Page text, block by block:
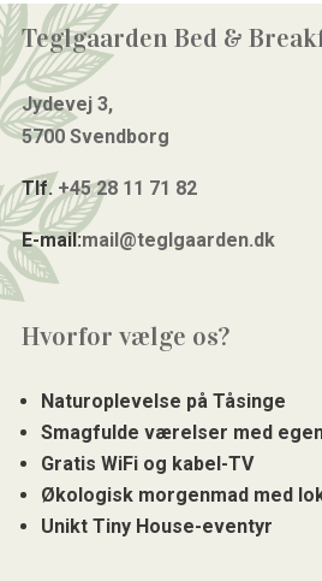
Teglgaarden Bed &
Jydevej 3,
5700 Svendborg
Tlf.+45 28 11 71 82
E-mail:mail@teglgaarden.dk
Hvorfor vælge os?
Naturoplevelse på Tåsinge
Smagfulde værelser med
Gratis WiFi og kabel-TV
Økologisk morgenmad med
Unikt Tiny House-eventyr